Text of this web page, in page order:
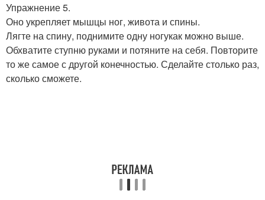
Упражнение 5.
Оно укрепляет мышцы ног, живота и спины.
Лягте на спину, поднимите одну ногукак можно выше.
Обхватите ступню руками и потяните на себя. Повторите
то же самое с другой конечностью. Сделайте столько раз,
сколько сможете.